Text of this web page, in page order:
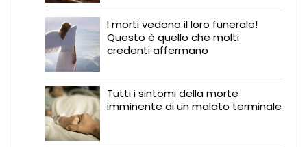
I morti vedono il loro funerale!
Questo è quello che molti
credenti affermano
Tutti i sintomi della morte
imminente di un malato terminale